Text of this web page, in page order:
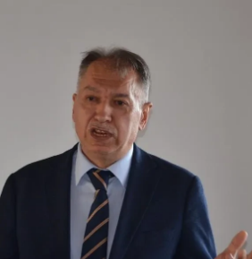
Balıkesir
Bilecik
Bingöl